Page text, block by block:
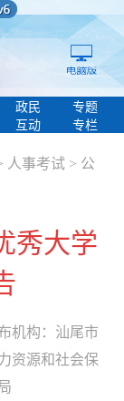
政民
互动
专题
专栏
人事考试 > 公
秀大学
机构： 汕尾市
资源和社会保